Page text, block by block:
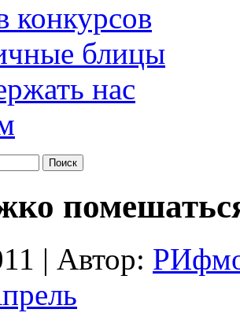
конкурсов
блицы
нас
| Автор: